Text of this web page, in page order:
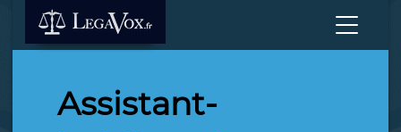
Assistant-